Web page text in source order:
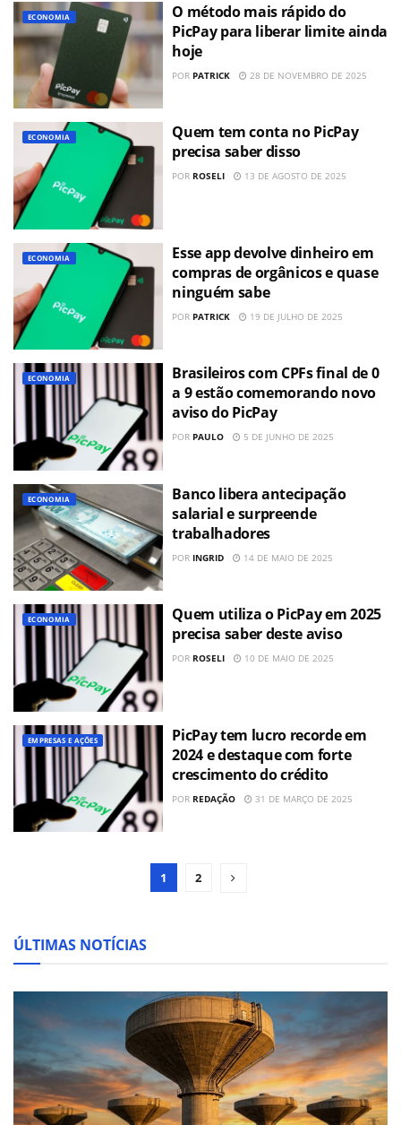
ECONOMIA
O método mais rápido do
PicPay para liberar limite ainda
hoje
POR PATRICK 28 DE NOVEMBRO DE 2025
ECONOMIA
Quem tem conta no PicPay
precisa saber disso
POR ROSELI 13 DE AGOSTO DE 2025
ECONOMIA
Esse app devolve dinheiro em
compras de orgânicos e quase
ninguém sabe
POR PATRICK 19 DE JULHO DE 2025
ECONOMIA
Brasileiros com CPFs final de 0
a 9 estão comemorando novo
aviso do PicPay
POR PAULO 5 DE JUNHO DE 2025
ECONOMIA
Banco libera antecipação
salarial e surpreende
trabalhadores
POR INGRID 14 DE MAIO DE 2025
ECONOMIA
Quem utiliza o PicPay em 2025
precisa saber deste aviso
POR ROSELI 10 DE MAIO DE 2025
EMPRESAS E AÇÕES
PicPay tem lucro recorde em
2024 e destaque com forte
crescimento do crédito
POR REDAÇÃO 31 DE MARÇO DE 2025
1 2
ÚLTIMAS NOTÍCIAS